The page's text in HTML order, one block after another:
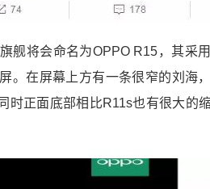
舰将会命名为OPPO R15，其采
。在屏幕上方有一条很窄的刘海
时正面底部相比R11s也有很大的